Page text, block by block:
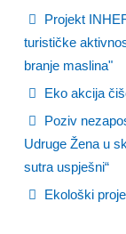
Projekt
turističke
branje maslina"
Eko akcija
Poziv
Udruge Žena u
sutra uspješni“
Ekološki